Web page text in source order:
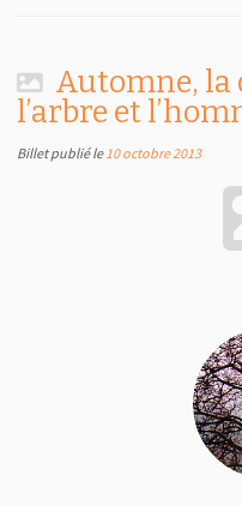
Automne, la
l’arbre et
Billet publié le 10 octobre 2013